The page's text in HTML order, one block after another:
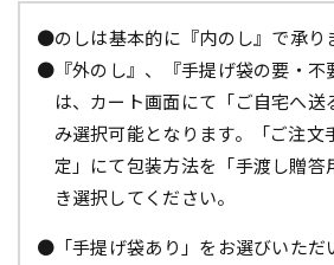
●のしは基本的に『内のし』で承り
●『外のし』、『手提げ袋の要・不
は、カート画面にて「ご自宅へ送
み選択可能となります。「ご注文
定」にて包装方法を「手渡し贈答
き選択してください。
●「手提げ袋あり」をお選びいただ